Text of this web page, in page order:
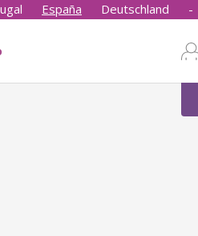
España Deutschland -